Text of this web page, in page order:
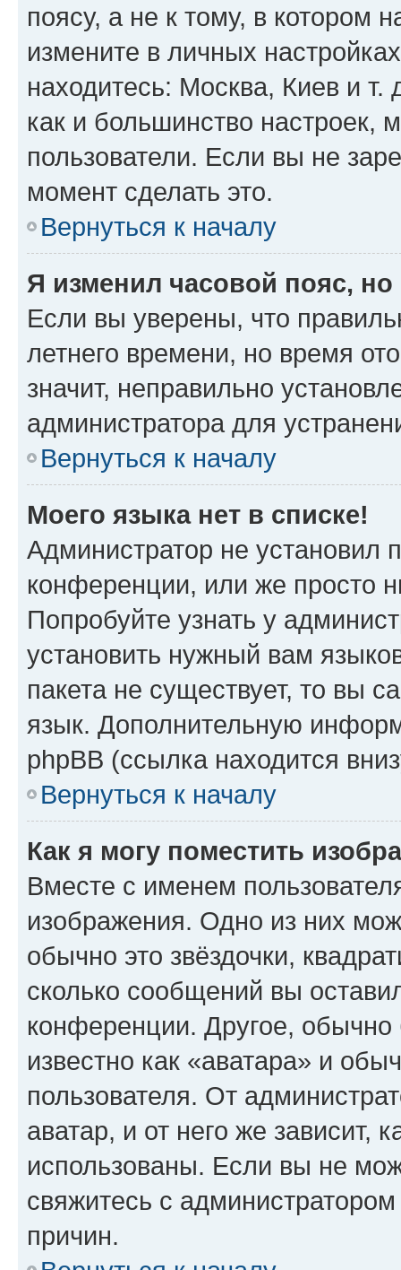
поясу, а не к тому, в котором
измените в личных
находитесь: Москва, Киев и т.
как и большинство настроек,
пользователи. Если вы не
момент сделать это.
Вернуться к началу
Я изменил часовой пояс,
Если вы уверены, что
летнего времени, но время
значит, неправильно
администратора для
Вернуться к началу
Моего языка нет в списке!
Администратор не установил
конференции, или же просто
Попробуйте узнать у
установить нужный вам
пакета не существует, то вы
язык. Дополнительную
phpBB (ссылка находится
Вернуться к началу
Как я могу поместить
Вместе с именем
изображения. Одно из них
обычно это звёздочки,
сколько сообщений вы
конференции. Другое,
известно как «аватара» и
пользователя. От
аватар, и от него же зависит,
использованы. Если вы не
свяжитесь с
причин.